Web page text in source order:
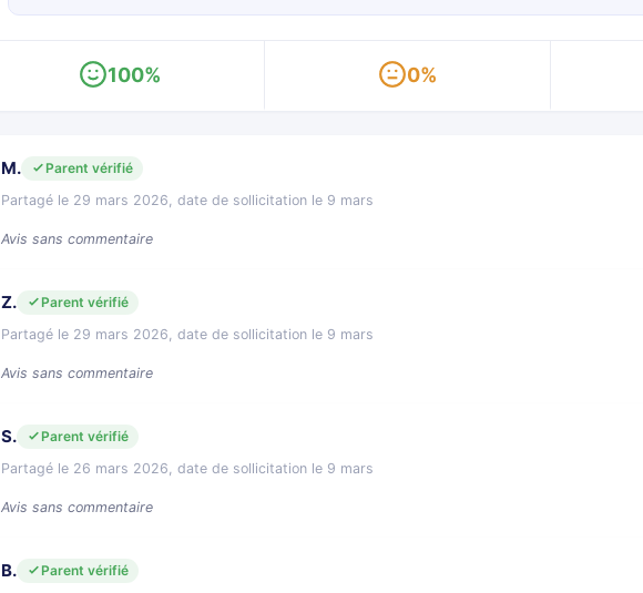
100% 0%
M.
Parent vérifié
Partagé le 29 mars 2026, date de sollicitation le 9 mars
Avis sans commentaire
Z.
Parent vérifié
Partagé le 29 mars 2026, date de sollicitation le 9 mars
Avis sans commentaire
S.
Parent vérifié
Partagé le 26 mars 2026, date de sollicitation le 9 mars
Avis sans commentaire
B.
Parent vérifié